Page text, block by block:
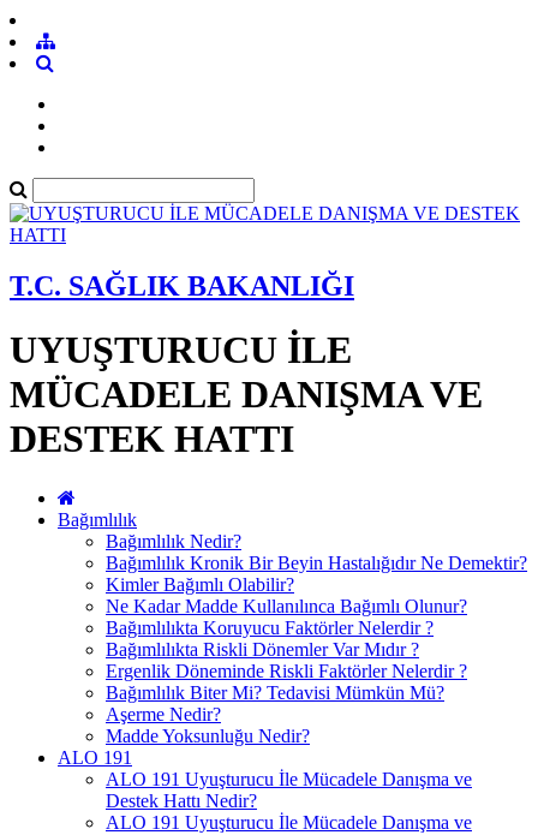
T.C. SAĞLIK BAKANLIĞI
UYUŞTURUCU İLE
MÜCADELE DANIŞMA VE
DESTEK HATTI
Bağımlılık
Bağımlılık Nedir?
Bağımlılık Kronik Bir Beyin Hastalığıdır Ne Demektir?
Kimler Bağımlı Olabilir?
Ne Kadar Madde Kullanılınca Bağımlı Olunur?
Bağımlılıkta Koruyucu Faktörler Nelerdir ?
Bağımlılıkta Riskli Dönemler Var Mıdır ?
Ergenlik Döneminde Riskli Faktörler Nelerdir ?
Bağımlılık Biter Mi? Tedavisi Mümkün Mü?
Aşerme Nedir?
Madde Yoksunluğu Nedir?
ALO 191
ALO 191 Uyuşturucu İle Mücadele Danışma ve
Destek Hattı Nedir?
ALO 191 Uyuşturucu İle Mücadele Danışma ve